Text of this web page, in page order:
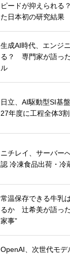
ピードが抑えられる
た日本初の研究結果
生成AI時代、エンジ
る？ 専門家が語っ
ル
日立、AI駆動型SI基
27年度に工程全体3
ニチレイ、サーバー
認 冷凍食品出荷・冷
常温保存できる牛乳
るか 辻希美が語っ
家事”
OpenAI、次世代モデ